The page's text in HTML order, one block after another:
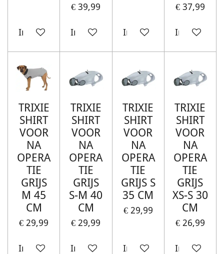
In winkelwagen
€ 39,99
In winkelwagenIn winkelwagen
€ 37,99
In
TRIXIE
SHIRT
VOOR
NA
OPERA
TIE
GRIJS
M 45
CM
€ 29,99
In winkelwagen
TRIXIE
SHIRT
VOOR
NA
OPERA
TIE
GRIJS
S-M 40
CM
€ 29,99
In winkelwagen
TRIXIE
SHIRT
VOOR
NA
OPERA
TIE
GRIJS S
35 CM
€ 29,99
In winkelwagen
TRIXIE
SHIRT
VOOR
NA
OPERA
TIE
GRIJS
XS-S 30
CM
€ 26,99
In